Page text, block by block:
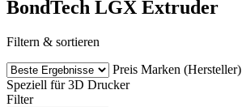
BondTech LGX Extruder
Filtern & sortieren
Preis Marken (Hersteller)
Speziell für 3D Drucker
Filter